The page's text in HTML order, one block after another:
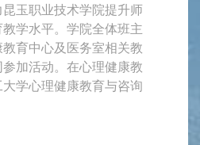
玉职业技术学院提升师
学水平。学院全体班主
育中心及医务室相关教
加活动。在心理健康教
学心理健康教育与咨询